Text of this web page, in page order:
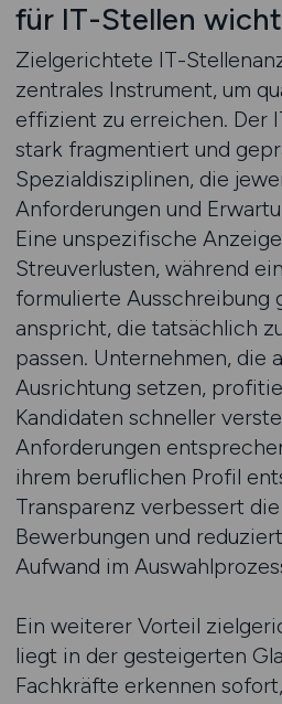
für IT-Stellen
Zielgerichtete IT-
zentrales Instrument, um
effizient zu erreichen. Der
stark fragmentiert und
Spezialdisziplinen, die
Anforderungen und
Eine unspezifische
Streuverlusten, während
formulierte Ausschreibung
anspricht, die tatsächlich
passen. Unternehmen, die
Ausrichtung setzen,
Kandidaten schneller
Anforderungen
ihrem beruflichen Profil
Transparenz verbessert
Bewerbungen und
Aufwand im
Ein weiterer Vorteil
liegt in der gesteigerten
Fachkräfte erkennen